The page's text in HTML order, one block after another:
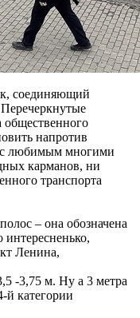
соединяющий
общественного
напротив
с любимым многими
карманов, ни
транспорта
– она обозначена
Ленина,
-3,75 м. Ну а 3 метра
й категории